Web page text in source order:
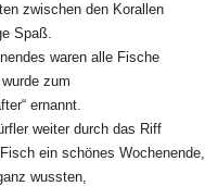
zwischen den Korallen
Spaß.
waren alle Fische
zum
ernannt.
weiter durch das Riff
ein schönes Wochenende,
wussten,